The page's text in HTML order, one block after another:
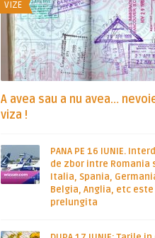
VIZE
A avea sau a nu avea…
viza !
PANA PE 16 IUNIE.
de zbor intre Romania
Italia, Spania,
Belgia, Anglia, etc este
prelungita